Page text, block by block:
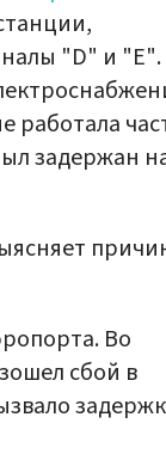
"D" и "E".
работала
задержан
Во
сбой в